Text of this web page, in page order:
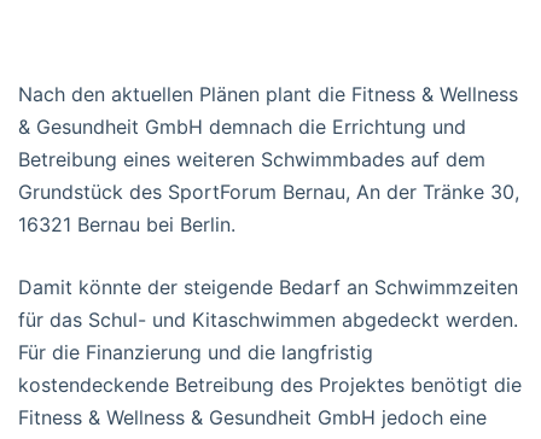
Nach den aktuellen Plänen plant die Fitness & Wellness
& Gesundheit GmbH demnach die Errichtung und
Betreibung eines weiteren Schwimmbades auf dem
Grundstück des SportForum Bernau, An der Tränke 30,
16321 Bernau bei Berlin.
Damit könnte der steigende Bedarf an Schwimmzeiten
für das Schul- und Kitaschwimmen abgedeckt werden.
Für die Finanzierung und die langfristig
kostendeckende Betreibung des Projektes benötigt die
Fitness & Wellness & Gesundheit GmbH jedoch eine